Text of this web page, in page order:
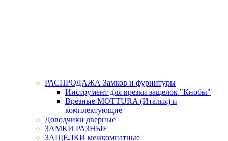
РАСПРОДАЖА Замков и фурнитуры
Инструмент для врезки защелок "Кнобы"
Врезные MOTTURA (Италия) и
комплектующие
Доводчики дверные
ЗАМКИ РАЗНЫЕ
ЗАЩЕЛКИ межкомнатные